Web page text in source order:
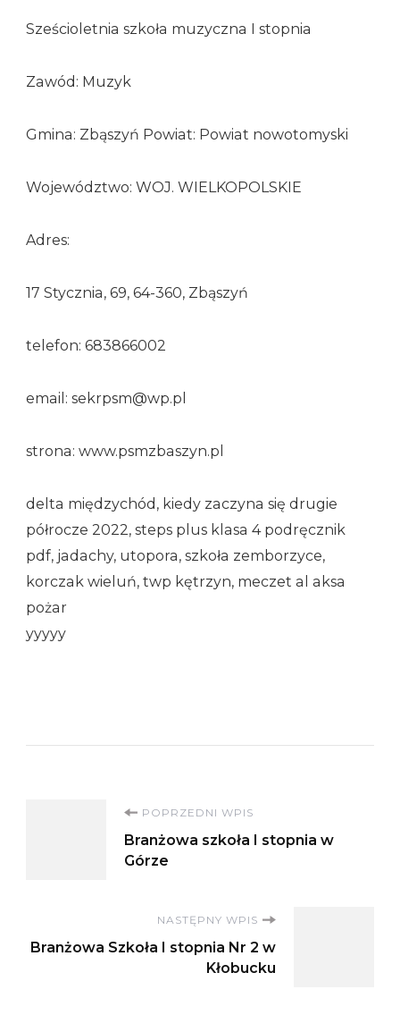
Sześcioletnia szkoła muzyczna I stopnia
Zawód: Muzyk
Gmina: Zbąszyń Powiat: Powiat nowotomyski
Województwo: WOJ. WIELKOPOLSKIE
Adres:
17 Stycznia, 69, 64-360, Zbąszyń
telefon: 683866002
email: sekrpsm@wp.pl
strona: www.psmzbaszyn.pl
delta międzychód, kiedy zaczyna się drugie
półrocze 2022, steps plus klasa 4 podręcznik
pdf, jadachy, utopora, szkoła zemborzyce,
korczak wieluń, twp kętrzyn, meczet al aksa
pożar
yyyyy
Nawigacja
wpisu
POPRZEDNI WPIS
Branżowa szkoła I stopnia w
Górze
NASTĘPNY WPIS
Branżowa Szkoła I stopnia Nr 2 w
Kłobucku